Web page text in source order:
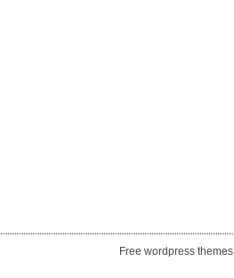
Free wordpress themes